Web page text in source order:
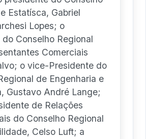
Estatísca, Gabriel
Lopes; o
Conselho Regional
Comerciais
o vice-Presidente do
de Engenharia e
Gustavo André Lange;
de Relações
do Conselho Regional
Celso Luft; a